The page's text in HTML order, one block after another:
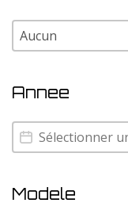
Couleur
Couleur
Annee
Annee
Annee
Modele